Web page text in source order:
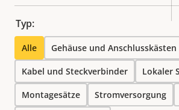
Typ:
Alle Gehäuse und Anschlusskästen
Kabel und Steckverbinder Lokaler
Montagesätze Stromversorgung